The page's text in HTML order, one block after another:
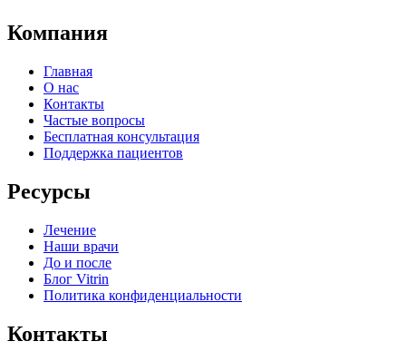
Компания
Главная
О нас
Контакты
Частые вопросы
Бесплатная консультация
Поддержка пациентов
Ресурсы
Лечение
Наши врачи
До и после
Блог Vitrin
Политика конфиденциальности
Контакты